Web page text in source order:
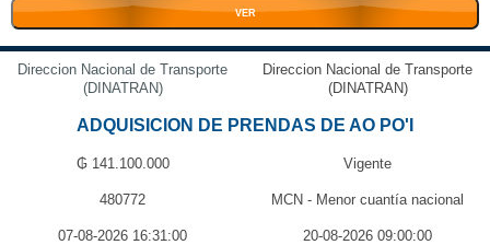
VER
Direccion Nacional de Transporte
(DINATRAN)
Direccion Nacional de Transporte
(DINATRAN)
ADQUISICION DE PRENDAS DE AO PO'I
₲ 141.100.000 Vigente
480772 MCN - Menor cuantía nacional
07-08-2026 16:31:00 20-08-2026 09:00:00